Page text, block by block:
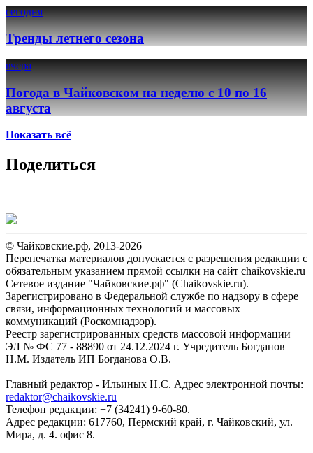
сегодня
Тренды летнего сезона
вчера
Погода в Чайковском на неделю с 10 по 16
августа
Показать всё
Поделиться
© Чайковские.рф, 2013-2026
Перепечатка материалов допускается с разрешения редакции с
обязательным указанием прямой ссылки на сайт chaikovskie.ru
Сетевое издание "Чайковские.рф" (Chaikovskie.ru).
Зарегистрировано в Федеральной службе по надзору в сфере
связи, информационных технологий и массовых
коммуникаций (Роскомнадзор).
Реестр зарегистрированных средств массовой информации
ЭЛ № ФС 77 - 88890 от 24.12.2024 г. Учредитель Богданов
Н.М. Издатель ИП Богданова О.В.
Главный редактор - Ильиных Н.С. Адрес электронной почты:
redaktor@chaikovskie.ru
Телефон редакции: +7 (34241) 9-60-80.
Адрес редакции: 617760, Пермский край, г. Чайковский, ул.
Мира, д. 4. офис 8.